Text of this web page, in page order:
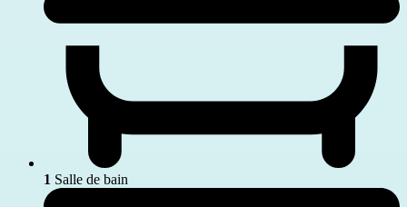
1 Salle de bain